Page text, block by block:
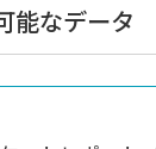
能なデータ